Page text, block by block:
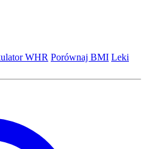
WHR Porównaj BMI Leki